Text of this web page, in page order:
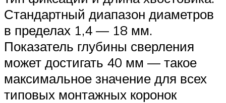
Стандартный диапазон диаметров
в пределах 1,4 — 18 мм.
Показатель глубины сверления
может достигать 40 мм — такое
максимальное значение для всех
типовых монтажных коронок